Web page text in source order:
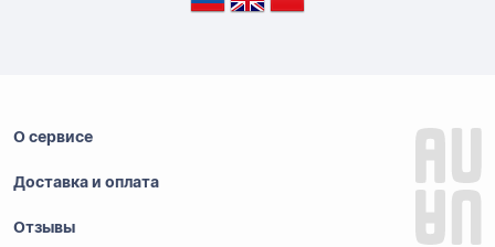
О сервисе
Доставка и оплата
Отзывы